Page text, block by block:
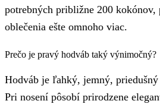
potrebných približne 200 kokónov,
oblečenia ešte omnoho viac.
Prečo je pravý hodváb taký výnimočný?
Hodváb je ľahký, jemný,
Pri nosení pôsobí prirodzene